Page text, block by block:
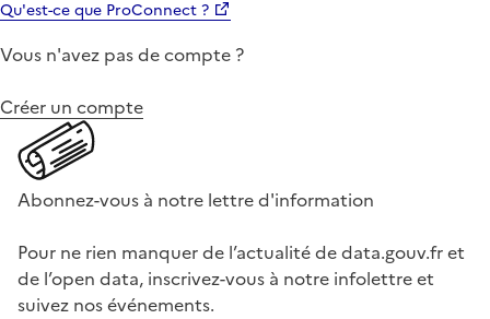
Qu'est-ce que ProConnect ?
Vous n'avez pas de compte ?
Créer un compte
Abonnez-vous à notre lettre d'information
Pour ne rien manquer de l’actualité de data.gouv.fr et
de l’open data, inscrivez-vous à notre infolettre et
suivez nos événements.